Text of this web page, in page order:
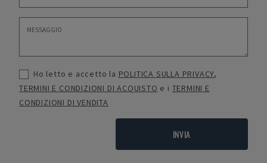
Ho letto e accetto la POLITICA SULLA PRIVACY,
TERMINI E CONDIZIONI DI ACQUISTO e i TERMINI E
CONDIZIONI DI VENDITA
INVIA